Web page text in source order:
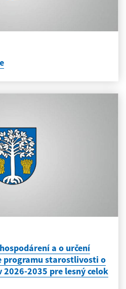
a o určení
programu starostlivosti o
2026-2035 pre lesný celok